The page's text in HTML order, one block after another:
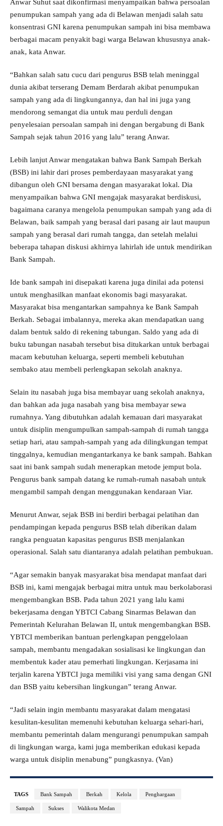
Anwar Suhut saat dikonfirmasi menyampaikan bahwa persoalan
penumpukan sampah yang ada di Belawan menjadi salah satu
konsentrasi GNI karena penumpukan sampah ini bisa membawa
berbagai macam penyakit bagi warga Belawan khususnya anak-
anak, kata Anwar.
“Bahkan salah satu cucu dari pengurus BSB telah meninggal
dunia akibat terserang Demam Berdarah akibat penumpukan
sampah yang ada di lingkungannya, dan hal ini juga yang
mendorong semangat dia untuk mau perduli dengan
penyelesaian persoalan sampah ini dengan bergabung di Bank
Sampah sejak tahun 2016 yang lalu” terang Anwar.
Lebih lanjut Anwar mengatakan bahwa Bank Sampah Berkah
(BSB) ini lahir dari proses pemberdayaan masyarakat yang
dibangun oleh GNI bersama dengan masyarakat lokal. Dia
menyampaikan bahwa GNI mengajak masyarakat berdiskusi,
bagaimana caranya mengelola penumpukan sampah yang ada di
Belawan, baik sampah yang berasal dari pasang air laut maupun
sampah yang berasal dari rumah tangga, dan setelah melalui
beberapa tahapan diskusi akhirnya lahirlah ide untuk mendirikan
Bank Sampah.
Ide bank sampah ini disepakati karena juga dinilai ada potensi
untuk menghasilkan manfaat ekonomis bagi masyarakat.
Masyarakat bisa mengantarkan sampahnya ke Bank Sampah
Berkah. Sebagai imbalannya, mereka akan mendapatkan uang
dalam bentuk saldo di rekening tabungan. Saldo yang ada di
buku tabungan nasabah tersebut bisa ditukarkan untuk berbagai
macam kebutuhan keluarga, seperti membeli kebutuhan
sembako atau membeli perlengkapan sekolah anaknya.
Selain itu nasabah juga bisa membayar uang sekolah anaknya,
dan bahkan ada juga nasabah yang bisa membayar sewa
rumahnya. Yang dibutuhkan adalah kemauan dari masyarakat
untuk disiplin mengumpulkan sampah-sampah di rumah tangga
setiap hari, atau sampah-sampah yang ada dilingkungan tempat
tinggalnya, kemudian mengantarkanya ke bank sampah. Bahkan
saat ini bank sampah sudah menerapkan metode jemput bola.
Pengurus bank sampah datang ke rumah-rumah nasabah untuk
mengambil sampah dengan menggunakan kendaraan Viar.
Menurut Anwar, sejak BSB ini berdiri berbagai pelatihan dan
pendampingan kepada pengurus BSB telah diberikan dalam
rangka penguatan kapasitas pengurus BSB menjalankan
operasional. Salah satu diantaranya adalah pelatihan pembukuan.
“Agar semakin banyak masyarakat bisa mendapat manfaat dari
BSB ini, kami mengajak berbagai mitra untuk mau berkolaborasi
mengembangkan BSB. Pada tahun 2021 yang lalu kami
bekerjasama dengan YBTCI Cabang Sinarmas Belawan dan
Pemerintah Kelurahan Belawan II, untuk mengembangkan BSB.
YBTCI memberikan bantuan perlengkapan penggelolaan
sampah, membantu mengadakan sosialisasi ke lingkungan dan
membentuk kader atau pemerhati lingkungan. Kerjasama ini
terjalin karena YBTCI juga memiliki visi yang sama dengan GNI
dan BSB yaitu kebersihan lingkungan” terang Anwar.
“Jadi selain ingin membantu masyarakat dalam mengatasi
kesulitan-kesulitan memenuhi kebutuhan keluarga sehari-hari,
membantu pemerintah dalam mengurangi penumpukan sampah
di lingkungan warga, kami juga memberikan edukasi kepada
warga untuk disiplin menabung” pungkasnya. (Van)
TAGS Bank Sampah Berkah Kelola Penghargaan
Sampah Sukses Walikota Medan